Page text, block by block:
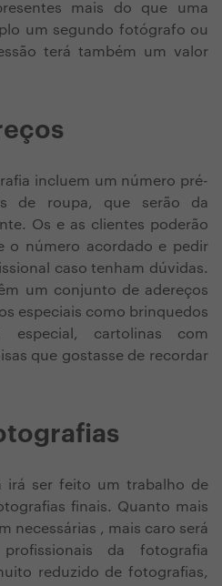
mais do que uma
um segundo fotógrafo ou
terá também um valor
incluem um número pré-
de roupa, que serão da
Os e as clientes poderão
o número acordado e pedir
caso tenham dúvidas.
um conjunto de adereços
especiais como brinquedos
especial, cartolinas com
que gostasse de recordar
irá ser feito um trabalho de
finais. Quanto mais
necessárias , mais caro será
da fotografia
reduzido de fotografias,